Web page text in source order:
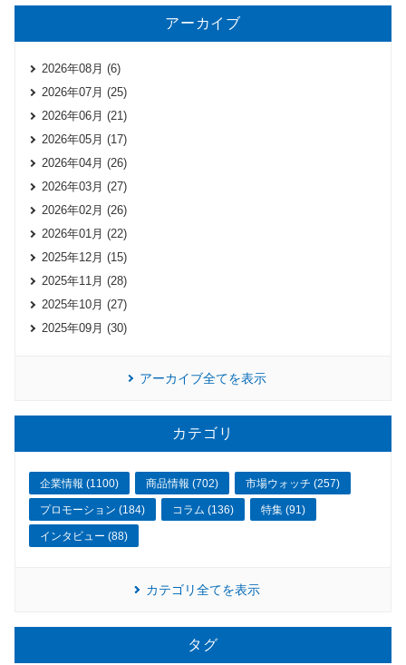
アーカイブ
2026年08月 (6)
2026年07月 (25)
2026年06月 (21)
2026年05月 (17)
2026年04月 (26)
2026年03月 (27)
2026年02月 (26)
2026年01月 (22)
2025年12月 (15)
2025年11月 (28)
2025年10月 (27)
2025年09月 (30)
アーカイブ全てを表示
カテゴリ
企業情報 (1100) 商品情報 (702) 市場ウォッチ (257)
プロモーション (184) コラム (136) 特集 (91)
インタビュー (88)
カテゴリ全てを表示
タグ